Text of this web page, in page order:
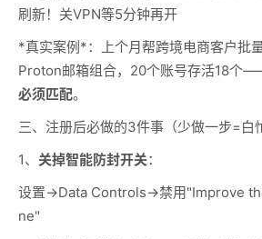
刷新！关VPN等5分钟再开
*真实案例*：上个月帮跨境电商客户批
Proton邮箱组合，20个账号存活18个
必须匹配。
三、注册后必做的3件事（少做一步=白
1、 关掉智能防封开关：
设置→Data Controls→禁用"Improve
ne"